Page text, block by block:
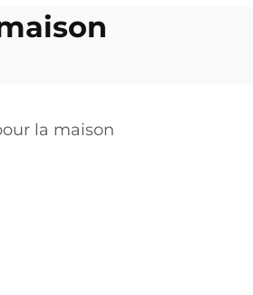
la maison